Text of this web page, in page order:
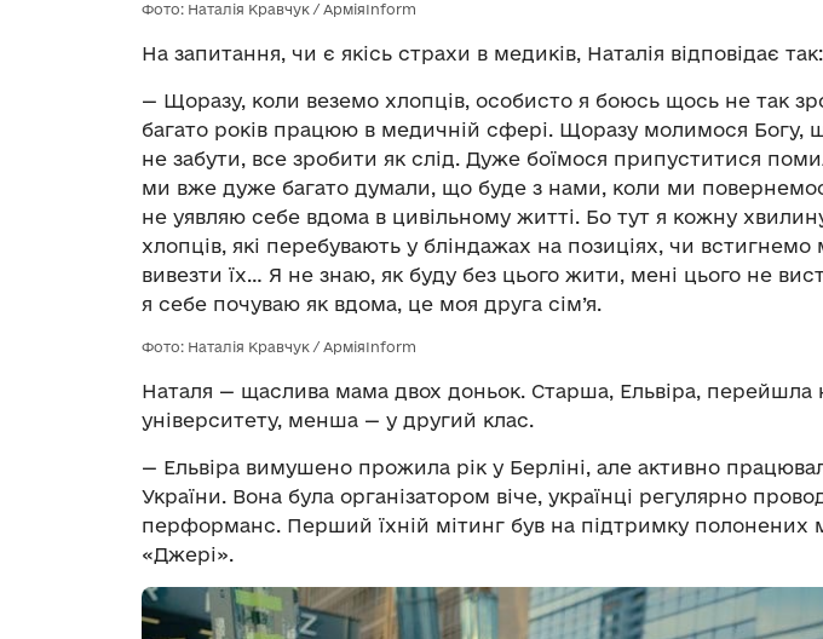
Фото: Наталія Кравчук / АрміяInform
На запитання, чи є якісь страхи в медиків, Наталія відповідає так:
— Щоразу, коли веземо хлопців, особисто я боюсь щось не так
багато років працюю в медичній сфері. Щоразу молимося Богу,
не забути, все зробити як слід. Дуже боїмося припуститися
ми вже дуже багато думали, що буде з нами, коли ми
не уявляю себе вдома в цивільному житті. Бо тут я кожну
хлопців, які перебувають у бліндажах на позиціях, чи встигнемо
вивезти їх… Я не знаю, як буду без цього жити, мені цього не
я себе почуваю як вдома, це моя друга сім’я.
Фото: Наталія Кравчук / АрміяInform
Наталя — щаслива мама двох доньок. Старша, Ельвіра, перейшла
університету, менша — у другий клас.
— Ельвіра вимушено прожила рік у Берліні, але активно
України. Вона була організатором віче, українці регулярно
перформанс. Перший їхній мітинг був на підтримку полонених
«Джері».